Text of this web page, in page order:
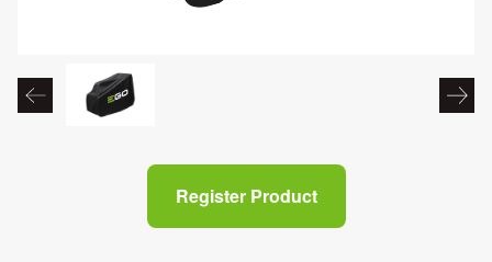
Register Product